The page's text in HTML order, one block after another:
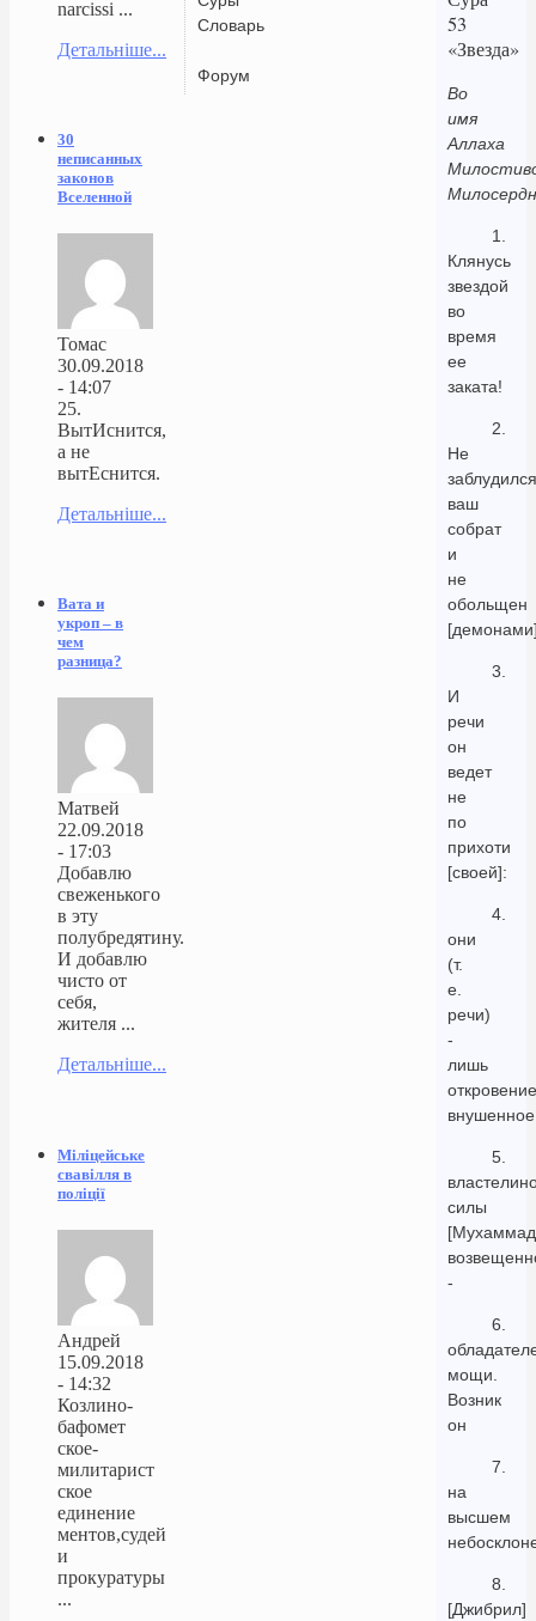
Словарь
Форум
53
«Звезда»
Во
имя
Аллаха
1.
Клянусь
звездой
во
время
ее
заката!
2.
Не
заблудился
ваш
собрат
и
не
обольщен
3.
И
речи
он
ведет
не
по
прихоти
[своей]:
4.
они
(т.
е.
речи)
-
лишь
откровение
5.
силы
-
6.
мощи.
Возник
он
7.
на
высшем
8.
[Джибрил]
narcissi ...
Детальніше...
30
неписанных
законов
Вселенной
Томас
30.09.2018
- 14:07
25.
ВытИснится,
а не
вытЕснится.
Детальніше...
Вата и
укроп – в
чем
разница?
Матвей
22.09.2018
- 17:03
Добавлю
свеженького
в эту
полубредятину.
И добавлю
чисто от
себя,
жителя ...
Детальніше...
Міліцейське
свавілля в
поліції
Андрей
15.09.2018
- 14:32
Козлино-
бафомет
ское-
милитарист
ское
единение
ментов,судей
и
прокуратуры
...